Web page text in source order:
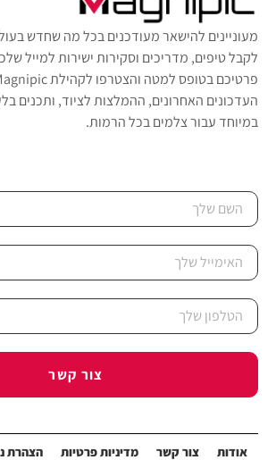
צור קשר
מעוניינים להישאר מעודכנים בכל מה שחדש
לקבל טיפים, מדריכים וסקירות ישירות למייל
העדכונים האחרונים, ההמלצות לציוד, ותכנים
במיוחד עבור צלמים בכל הרמות.
אודות צור קשר מדיניות פרטיות הצהרת